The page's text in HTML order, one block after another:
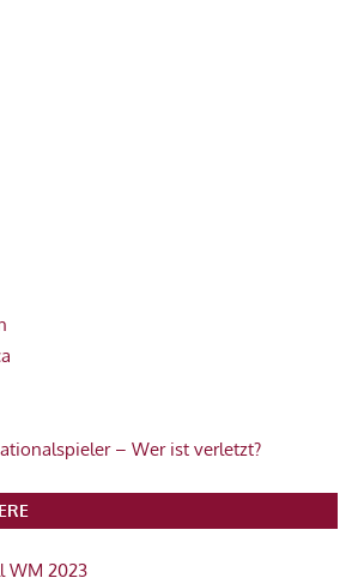
– Wer ist verletzt?
WM 2023